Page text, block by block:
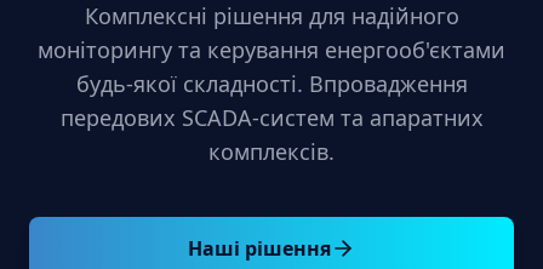
Комплексні рішення для надійного
моніторингу та керування енергооб'єктами
будь-якої складності. Впровадження
передових SCADA-систем та апаратних
комплексів.
Наші рішення